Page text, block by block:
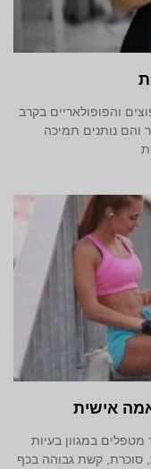
והפופולאריים בקרב
והם נותנים תמיכה
אישית
במגוון בעיות
סוכרת, קשת גבוהה בכף